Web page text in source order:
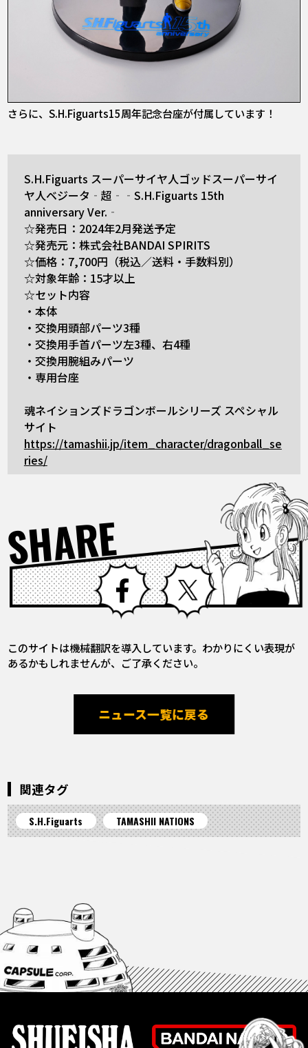
さらに、S.H.Figuarts15周年記念台座が付属しています！
S.H.Figuarts スーパーサイヤ人ゴッドスーパーサイ
ヤ人ベジータ‐超‐‐S.H.Figuarts 15th
anniversary Ver.‐
☆発売日：2024年2月発送予定
☆発売元：株式会社BANDAI SPIRITS
☆価格：7,700円（税込／送料・手数料別）
☆対象年齢：15才以上
☆セット内容
・本体
・交換用頭部パーツ3種
・交換用手首パーツ左3種、右4種
・交換用腕組みパーツ
・専用台座
魂ネイションズドラゴンボールシリーズ スペシャル
サイト
https://tamashii.jp/item_character/dragonball_se
ries/
SHARE Facebook X
このサイトは機械翻訳を導入しています。わかりにくい表現が
あるかもしれませんが、ご了承ください。
ニュース一覧に戻る
関連タグ
S.H.Figuarts TAMASHII NATIONS